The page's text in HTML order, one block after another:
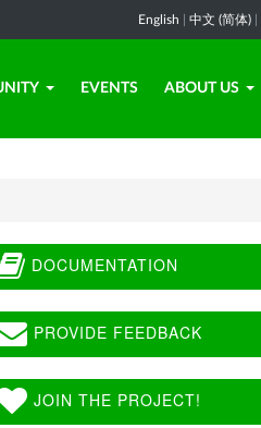
English 中文 (简体)
EVENTS ABOUT US
DOCUMENTATION
PROVIDE FEEDBACK
JOIN THE PROJECT!